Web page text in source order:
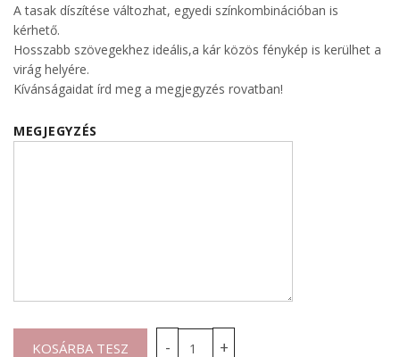
A tasak díszítése változhat, egyedi színkombinációban is
kérhető.
Hosszabb szövegekhez ideális,a kár közös fénykép is kerülhet a
virág helyére.
Kívánságaidat írd meg a megjegyzés rovatban!
MEGJEGYZÉS